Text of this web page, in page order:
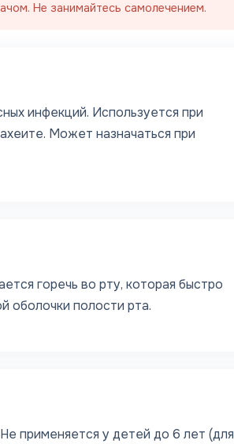
Не занимайтесь самолечением.
инфекций. Используется при
Может назначаться при
горечь во рту, которая быстро
оболочки полости рта.
применяется у детей до 6 лет (для